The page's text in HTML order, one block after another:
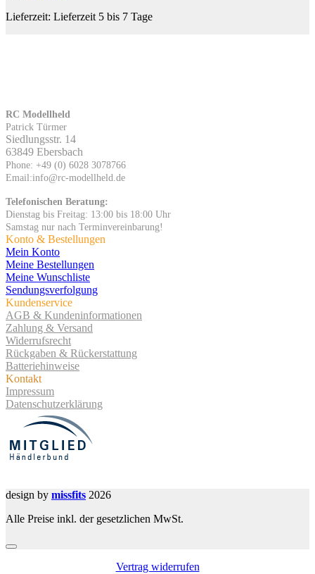
Lieferzeit: Lieferzeit 5 bis 7 Tage
RC Modellheld
Patrick Türmer
Siedlungsstr. 14
63849 Ebersbach
Phone: +49 (0) 6028 3078766
Email:info@rc-modellheld.de
Telefonischen Beratung:
Dienstag bis Freitag: 13:00 bis 18:00 Uhr
Samstag nur nach Terminvereinbarung!
Konto & Bestellungen
Mein Konto
Meine Bestellungen
Meine Wunschliste
Sendungsverfolgung
Kundenservice
AGB & Kundeninformationen
Zahlung & Versand
Widerrufsrecht
Rückgaben & Rückerstattung
Batteriehinweise
Kontakt
Impressum
Datenschutzerklärung
design by missfits 2026
Alle Preise inkl. der gesetzlichen MwSt.
Vertrag widerrufen